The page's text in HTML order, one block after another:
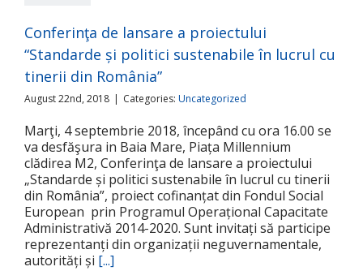
Conferinţa de lansare a proiectului
“Standarde și politici sustenabile în lucrul cu
tinerii din România”
August 22nd, 2018 | Categories: Uncategorized
Marţi, 4 septembrie 2018, începând cu ora 16.00 se
va desfăşura in Baia Mare, Piața Millennium
clădirea M2, Conferinţa de lansare a proiectului
„Standarde și politici sustenabile în lucrul cu tinerii
din România”, proiect cofinanțat din Fondul Social
European prin Programul Operațional Capacitate
Administrativă 2014-2020. Sunt invitați să participe
reprezentanți din organizații neguvernamentale,
autorități și [...]